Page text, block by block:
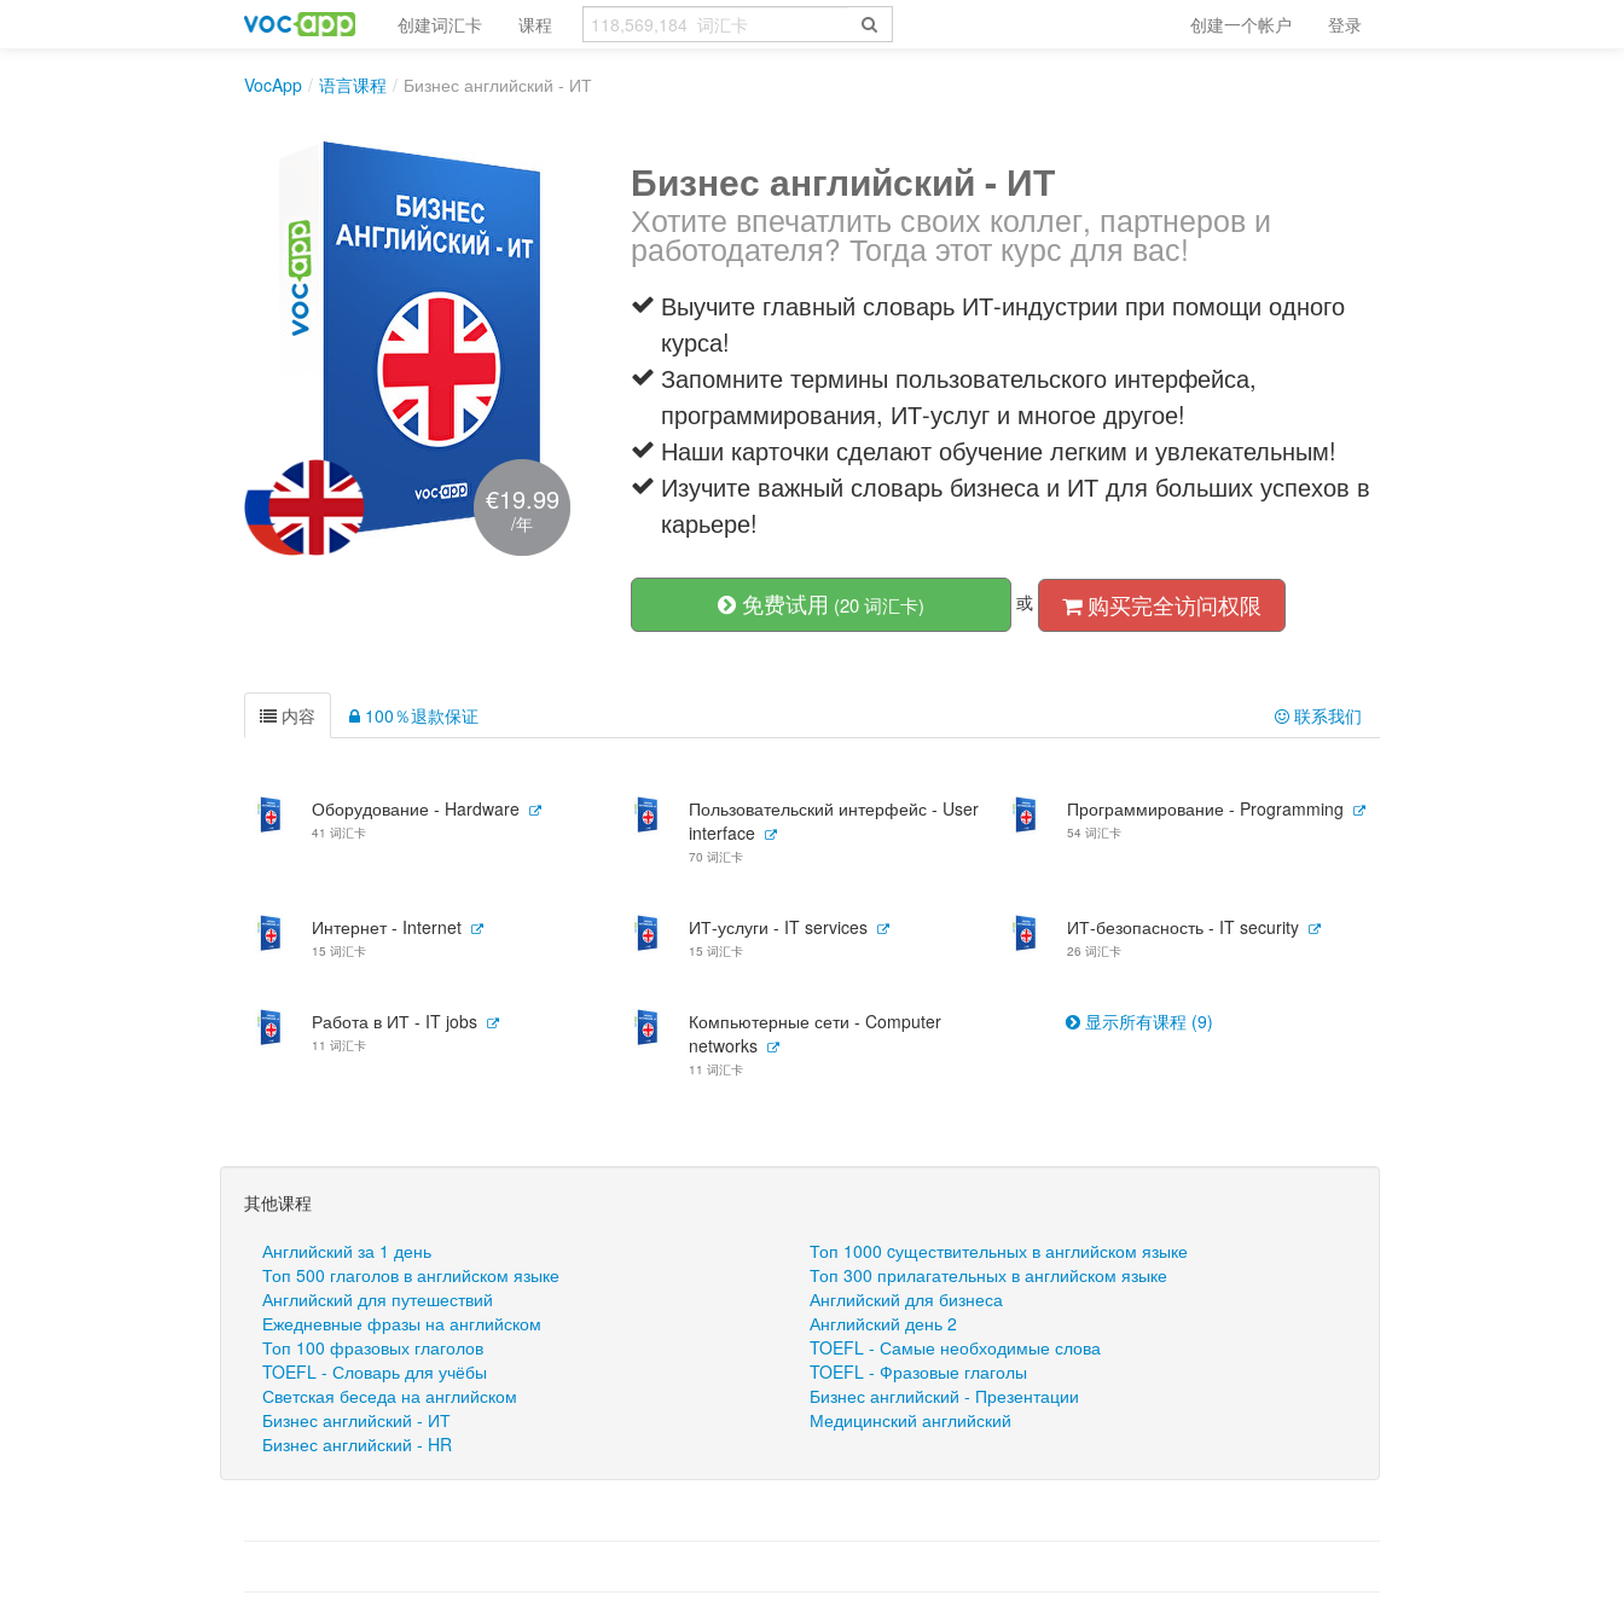
创建词汇卡 课程 创建一个帐户 登录
VocApp / 语言课程 / Бизнес английский - ИТ
€19.99
/年
Бизнес английский - ИТ
Хотите впечатлить своих коллег, партнеров и
работодателя? Тогда этот курс для вас!
Выучите главный словарь ИТ-индустрии при помощи одного
курса!
Запомните термины пользовательского интерфейса,
программирования, ИТ-услуг и многое другое!
Наши карточки сделают обучение легким и увлекательным!
Изучите важный словарь бизнеса и ИТ для больших успехов в
карьере!
免费试用 (20 词汇卡) 或 购买完全访问权限
内容 100％退款保证 联系我们
Оборудование - Hardware
41 词汇卡
Пользовательский интерфейс - User
interface
70 词汇卡
Программирование - Programming
54 词汇卡
Интернет - Internet
15 词汇卡
ИТ-услуги - IT services
15 词汇卡
ИТ-безопасность - IT security
26 词汇卡
Работа в ИТ - IT jobs
11 词汇卡
Компьютерные сети - Computer
networks
11 词汇卡
显示所有课程 (9)
其他课程
Английский за 1 день
Топ 1000 cуществительных в английском языке
Топ 500 глаголов в английском языке
Топ 300 прилагательных в английском языке
Английский для путешествий
Английский для бизнеса
Ежедневные фразы на английском
Английский день 2
Топ 100 фразовых глаголов
TOEFL - Самые необходимые слова
TOEFL - Словарь для учёбы
TOEFL - Фразовые глаголы
Светская беседа на английском
Бизнес английский - Презентации
Бизнес английский - ИТ
Медицинский английский
Бизнес английский - HR